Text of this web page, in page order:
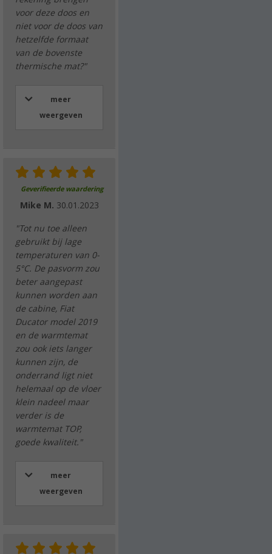
voor deze doos en
niet voor de doos van
hetzelfde formaat
van de bovenste
thermische mat?"
meer
weergeven
Geverifieerde waardering
Mike M. 30.01.2023
"Tot nu toe alleen
gebruikt bij lage
temperaturen van 0-
5°C. De pasvorm zou
beter aangepast
kunnen worden aan
de cabine, Fiat
Ducator model 2019
en de warmtemat
zou ook iets langer
kunnen zijn, de
onderrand ligt niet
helemaal op de vloer
klein nadeel maar
verder is de
warmtemat TOP,
goede kwaliteit."
meer
weergeven